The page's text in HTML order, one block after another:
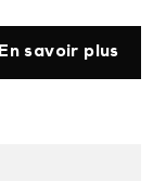
En savoir plus